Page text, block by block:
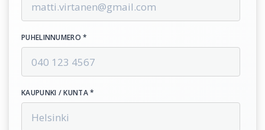
PUHELINNUMERO *
KAUPUNKI / KUNTA *